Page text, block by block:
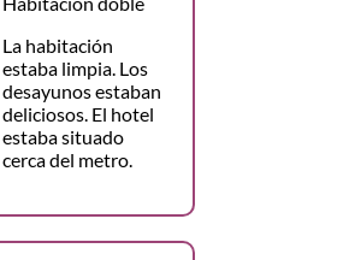
La habitación
estaba limpia. Los
desayunos estaban
deliciosos. El hotel
estaba situado
cerca del metro.